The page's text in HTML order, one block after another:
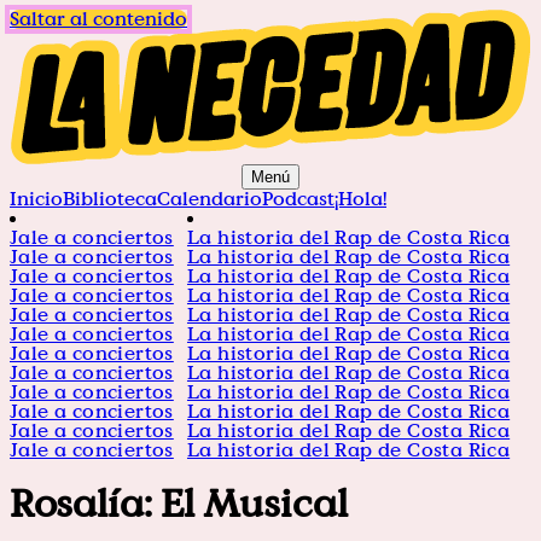
Saltar al contenido
Menú
InicioBibliotecaCalendarioPodcast¡Hola!
Jale a conciertos
Jale a conciertos
Jale a conciertos
Jale a conciertos
Jale a conciertos
Jale a conciertos
Jale a conciertos
Jale a conciertos
Jale a conciertos
Jale a conciertos
Jale a conciertos
Jale a conciertos
La historia del Rap de Costa Rica
La historia del Rap de Costa Rica
La historia del Rap de Costa Rica
La historia del Rap de Costa Rica
La historia del Rap de Costa Rica
La historia del Rap de Costa Rica
La historia del Rap de Costa Rica
La historia del Rap de Costa Rica
La historia del Rap de Costa Rica
La historia del Rap de Costa Rica
La historia del Rap de Costa Rica
La historia del Rap de Costa Rica
Rosalía: El Musical